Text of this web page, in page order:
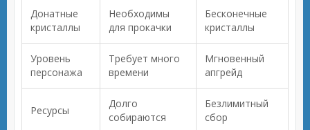
Донатные
кристаллы
Необходимы
для прокачки
Бесконечные
кристаллы
Уровень
персонажа
Требует много
времени
Мгновенный
апгрейд
Ресурсы
Долго
собираются
Безлимитный
сбор